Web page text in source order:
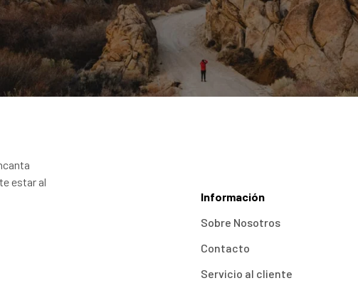
estar al
Información
Sobre Nosotros
Contacto
Servicio al cliente